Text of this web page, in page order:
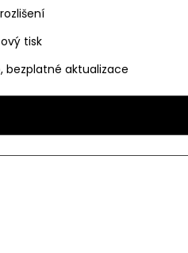
tisk
bezplatné aktualizace